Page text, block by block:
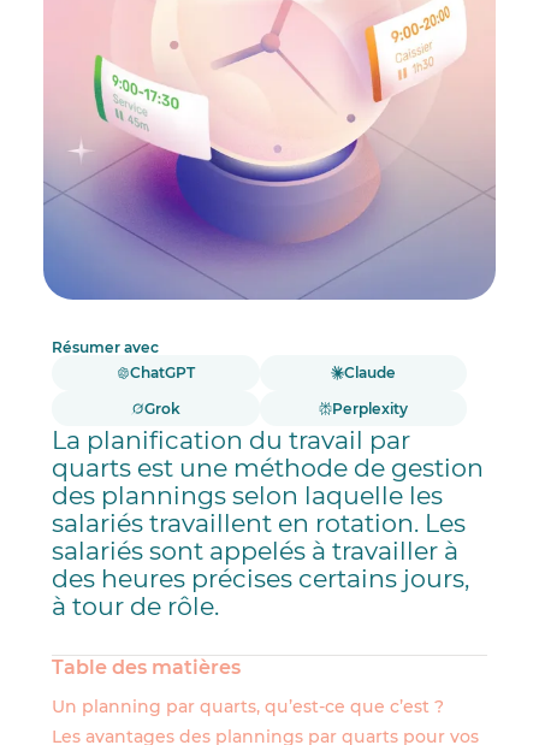
Résumer avec
ChatGPT
Claude
Grok
Perplexity
La planification du travail par
quarts est une méthode de gestion
des plannings selon laquelle les
salariés travaillent en rotation. Les
salariés sont appelés à travailler à
des heures précises certains jours,
à tour de rôle.
Table des matières
Un planning par quarts, qu’est-ce que c’est ?
Les avantages des plannings par quarts pour vos